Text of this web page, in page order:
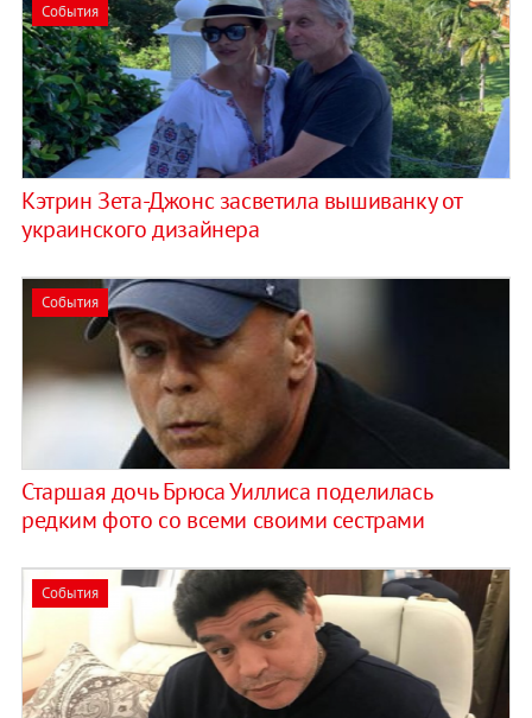
События
Кэтрин Зета-Джонс засветила вышиванку от
украинского дизайнера
События
Старшая дочь Брюса Уиллиса поделилась
редким фото со всеми своими сестрами
События